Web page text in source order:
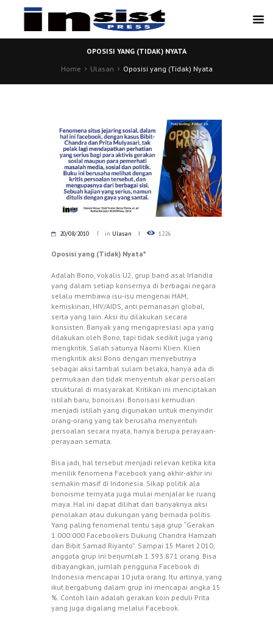
OPOSISI YANG (TIDAK) NYATA
Home
Ulasan Oposisi yang (Tidak) Nyata
20/08/2010 in Ulasan 1226
Oposisi yang (Tidak) Nyata*
Adalah Bono, vokalis U2, grup band asal Irlandia
yang dalam setiap konsernya di berbagai negara
selalu membawa isu-isu mengenai HAM,
kemiskinan, HIV/AIDS, anti pemanasan global,
serta yang lain. Aksi itu dilakukan secara
konsisten. Banyak yang mengapresiasi apa yang
dilakukan oleh Bono, tapi tidak sedikit juga yang
mengkritik. Salah satunya Naomi Klien. Klien
mengkritik aksi Bono dengan menyebutnya
sebagai aksi tambal sulam belaka, hanya ada di
permukaan dan tidak menyentuh akar persoalan
struktural di masyarakat. Kritikan ini menciptakan
istilah baru, bonoisasi. Bonoisasi kemudian
menjadi istilah yang digunakan untuk menyindir
orang-orang yang tak berusaha menyentuh
persoalan secara nyata, hanya berupa perayaan-
perayaan semata.
Bisa jadi, hal tersebut menjadi relevan ketika kita
menilik fenomena Facebook yang akhir-akhir ini
semakin masif di Indonesia. Sikap politik ala
bonoisme ternyata juga mulai menjalar ke ruang
maya. Hal ini dapat dilihat dari banyaknya aksi
penolakan atau dukungan yang bernada politis.
Yang paling fenomenal tentu saja grup “Gerakan
1.000.000 Facebookers Dukung Chandra Hamzah
dan Bibit Samad Riyanto”. Sampai 15 Maret 2010,
anggota grup ini berjumlah 1.393.871 orang. Bisa
dibayangkan, jumlah pengguna Facebook di
Indonesia mencapai 10 juta orang. Itu artinya, yang
ikut bergabung dalam grup ini mencapai angka 15
%. Contoh lain adalah gerakan koin peduli Prita
yang juga digalang melalui Facebook.